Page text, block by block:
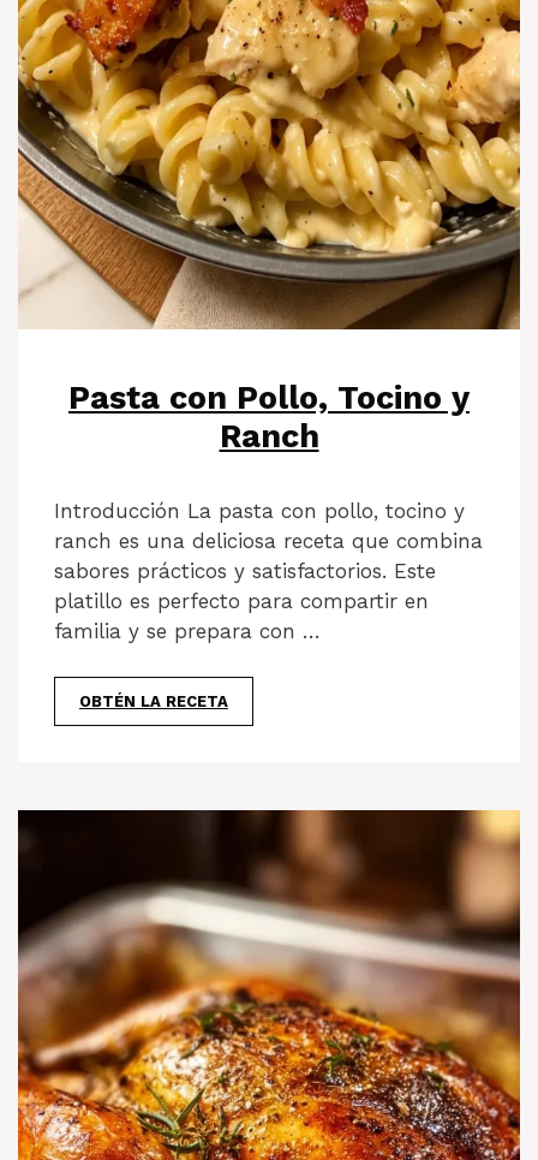
Pasta con Pollo, Tocino y
Ranch
Introducción La pasta con pollo, tocino y
ranch es una deliciosa receta que combina
sabores prácticos y satisfactorios. Este
platillo es perfecto para compartir en
familia y se prepara con …
OBTÉN LA RECETA